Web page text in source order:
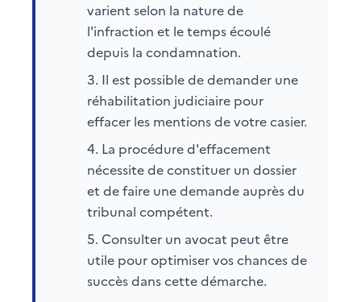
varient selon la nature de
l'infraction et le temps écoulé
depuis la condamnation.
Il est possible de demander une
réhabilitation judiciaire pour
effacer les mentions de votre casier.
La procédure d'effacement
nécessite de constituer un dossier
et de faire une demande auprès du
tribunal compétent.
Consulter un avocat peut être
utile pour optimiser vos chances de
succès dans cette démarche.